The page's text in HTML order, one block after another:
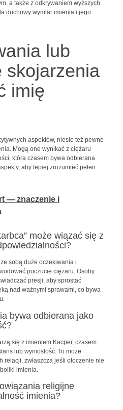
a także z odkrywaniem wyższych
duchowy wymiar imienia i jego
lub
skojarzenia
imię
aspektów, niesie też pewne
Mogą one wynikać z ciężaru
która czasem bywa odbierana
aby lepiej zrozumieć pełen
— znaczenie i
może wiązać się z
sobą duże oczekiwania i
poczucie ciężaru. Osoby
presji, aby sprostać
nad ważnymi sprawami, co bywa
bywa odbierana jako
się z imieniem Kacper, czasem
lub wyniosłość. To może
zwłaszcza jeśli otoczenie nie
imienia.
religijne
imienia?